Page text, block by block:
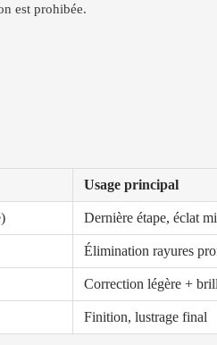
est prohibée.
Usage principal
Dernière étape, éclat
Élimination rayures
Correction légère +
Finition, lustrage final